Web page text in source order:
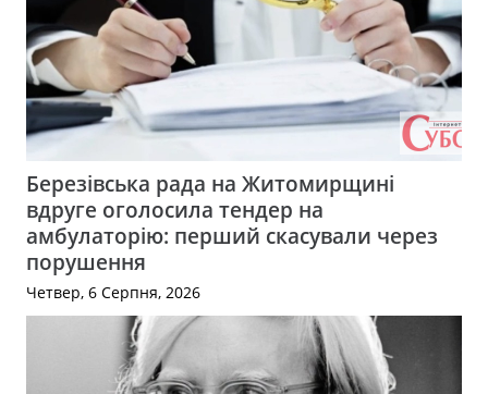
Березівська рада на Житомирщині
вдруге оголосила тендер на
амбулаторію: перший скасували через
порушення
Четвер, 6 Серпня, 2026